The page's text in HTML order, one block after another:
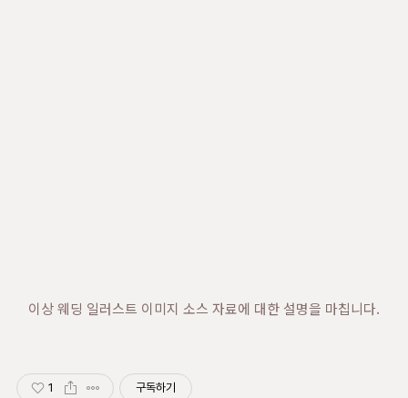
이상 웨딩 일러스트 이미지 소스 자료에 대한 설명을 마칩니다.
1 구독하기